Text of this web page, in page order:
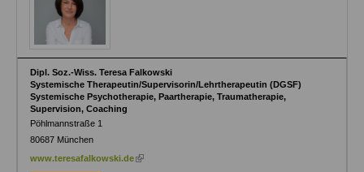
Dipl. Soz.-Wiss. Teresa Falkowski
Systemische Therapeutin/Supervisorin/Lehrtherapeutin (DGSF)
Systemische Psychotherapie, Paartherapie, Traumatherapie,
Supervision, Coaching
Pöhlmannstraße 1
80687 München
www.teresafalkowski.de (link